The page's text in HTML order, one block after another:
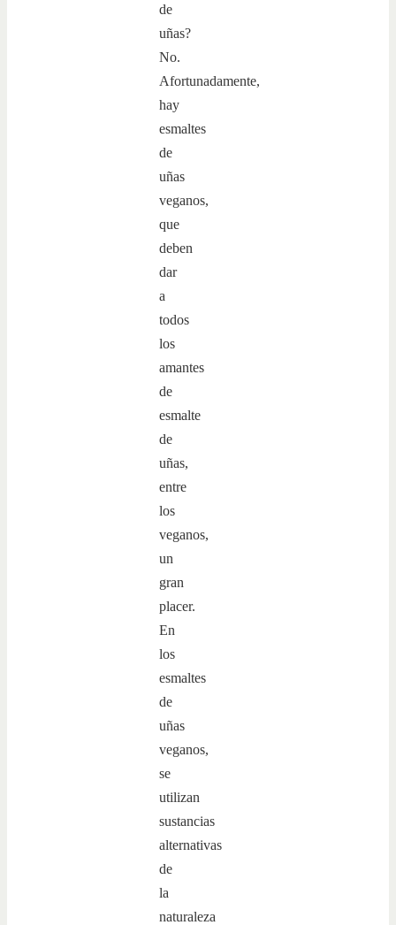
de
uñas?
No.
Afortunadamente,
hay
esmaltes
de
uñas
veganos,
que
deben
dar
a
todos
los
amantes
de
esmalte
de
uñas,
entre
los
veganos,
un
gran
placer.
En
los
esmaltes
de
uñas
veganos,
se
utilizan
sustancias
alternativas
de
la
naturaleza